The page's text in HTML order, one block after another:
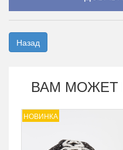
Назад
ВАМ МОЖЕТ
НОВИНКА